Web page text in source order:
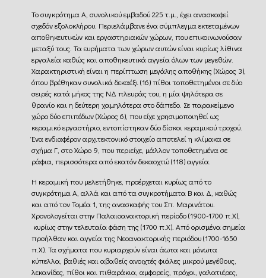
Το συγκρότημα Α, συνολικού εμβαδού 225 τ.μ., έχει ανασκαφεί
σχεδόν εξολοκλήρου. Περιελάμβανε ένα σύμπλεγμα εκτεταμένων
αποθηκευτικών και εργαστηριακών χώρων, που επικοινωνούσαν
μεταξύ τους. Τα ευρήματα των χώρων αυτών είναι κυρίως λίθινα
εργαλεία καθώς και αποθηκευτικά αγγεία όλων των μεγεθών.
Χαρακτηριστική είναι η περίπτωση μεγάλης αποθήκης (Χώρος 3),
όπου βρέθηκαν συνολικά δεκαέξι (16) πίθοι τοποθετημένοι σε δύο
σειρές κατά μήκος της ΝΔ πλευράς του, η μία ψηλότερα σε
θρανίο και η δεύτερη χαμηλότερα στο δάπεδο. Σε παρακείμενο
χώρο δύο επιπέδων (Χώρος 6), που είχε χρησιμοποιηθεί ως
κεραμικό εργαστήριο, εντοπίστηκαν δύο δίσκοι κεραμικού τροχού.
Ένα ενδιαφέρον αρχιτεκτονικό στοιχείο αποτελεί η κλίμακα σε
σχήμα Γ, στο Χώρο 9, που περιείχε, μάλλον τοποθετημένα σε
ράφια, περισσότερα από εκατόν δεκαοχτώ (118) αγγεία.
Η κεραμική που μελετήθηκε, προέρχεται κυρίως από το
συγκρότημα Α, αλλά και από τα συγκροτήματα Β και Δ, καθώς
και από τον Τομέα 1, της ανασκαφής του Σπ. Μαρινάτου.
Χρονολογείται στην Παλαιοανακτορική περίοδο (1900-1700 π.Χ),
κυρίως στην τελευταία φάση της (1700 π.Χ). Από ορισμένα σημεία
προήλθαν και αγγεία της Νεοανακτορικής περιόδου (1700-1650
π.Χ). Τα σχήματα που κυριαρχούν είναι άωτα και μόνωτα
κύπελλα, βαθιές και αβαθείς ανοιχτές φιάλες μικρού μεγέθους,
λεκανίδες, πίθοι και πιθαράκια, αμφορείς, πρόχοι, γαλατιέρες,